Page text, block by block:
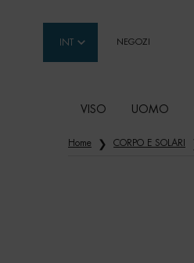
INT NEGOZI
VISO UOMO
Contenuto principale
Home CORPO E SOLARI